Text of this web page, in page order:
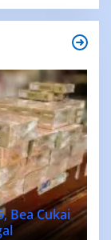
Bea Cukai